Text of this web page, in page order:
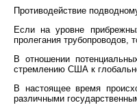
Противодействие
Если на уровне
пролегания трубопроводов,
В отношении
стремлению США к
В настоящее время
различными